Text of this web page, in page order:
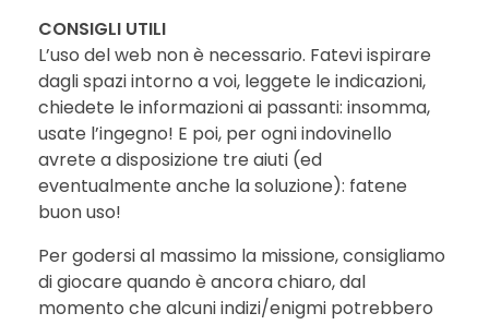
CONSIGLI UTILI
L’uso del web non è necessario. Fatevi ispirare
dagli spazi intorno a voi, leggete le indicazioni,
chiedete le informazioni ai passanti: insomma,
usate l’ingegno! E poi, per ogni indovinello
avrete a disposizione tre aiuti (ed
eventualmente anche la soluzione): fatene
buon uso!
Per godersi al massimo la missione, consigliamo
di giocare quando è ancora chiaro, dal
momento che alcuni indizi/enigmi potrebbero